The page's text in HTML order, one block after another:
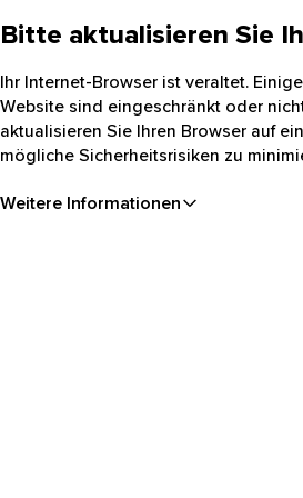
Bitte aktualisieren Sie
Ihr Internet-Browser ist veraltet.
Website sind eingeschränkt oder
aktualisieren Sie Ihren Browser auf
mögliche Sicherheitsrisiken zu
Weitere Informationen